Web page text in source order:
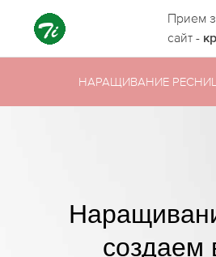
Прием
сайт -
НАРАЩИВАНИЕ
создаем